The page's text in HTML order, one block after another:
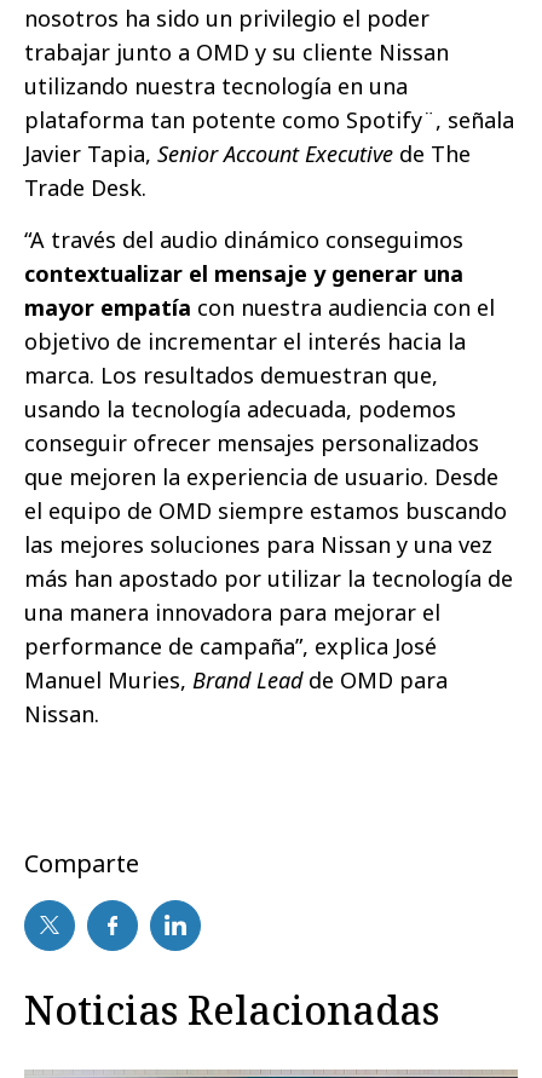
nosotros ha sido un privilegio el poder
trabajar junto a OMD y su cliente Nissan
utilizando nuestra tecnología en una
plataforma tan potente como Spotify¨, señala
Javier Tapia, Senior Account Executive de The
Trade Desk.
“A través del audio dinámico conseguimos
contextualizar el mensaje y generar una
mayor empatía con nuestra audiencia con el
objetivo de incrementar el interés hacia la
marca. Los resultados demuestran que,
usando la tecnología adecuada, podemos
conseguir ofrecer mensajes personalizados
que mejoren la experiencia de usuario. Desde
el equipo de OMD siempre estamos buscando
las mejores soluciones para Nissan y una vez
más han apostado por utilizar la tecnología de
una manera innovadora para mejorar el
performance de campaña”, explica José
Manuel Muries, Brand Leadde OMD para
Nissan.
Comparte
Noticias Relacionadas